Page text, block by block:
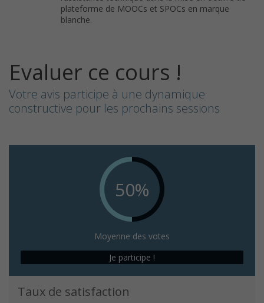
plateforme de MOOCs et SPOCs en marque
blanche.
Evaluer ce cours !
Votre avis participe à une dynamique
constructive pour les prochains sessions
50%
Moyenne des votes
Je participe !
Taux de satisfaction